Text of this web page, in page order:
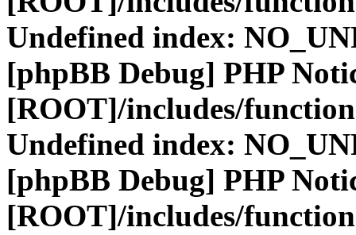
Undefined index:
[phpBB Debug] PHP
[ROOT]/includes/
Undefined index:
[phpBB Debug] PHP
[ROOT]/includes/